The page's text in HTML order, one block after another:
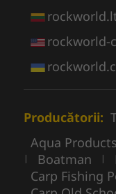
rockworld-
Producătorii:
Aqua Products
| Boatman |
Carp Fishing